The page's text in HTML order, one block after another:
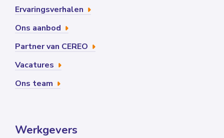
Ervaringsverhalen
Ons aanbod
Partner van CEREO
Vacatures
Ons team
Werkgevers